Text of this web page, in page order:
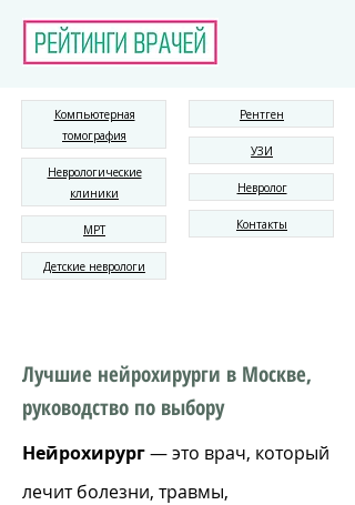
Компьютерная
томография
Неврологические
клиники
МРТ
Детские неврологи
Рентген
УЗИ
Невролог
Контакты
Лучшие нейрохирурги в Москве,
руководство по выбору
Нейрохирург— это врач, который
лечит болезни, травмы,